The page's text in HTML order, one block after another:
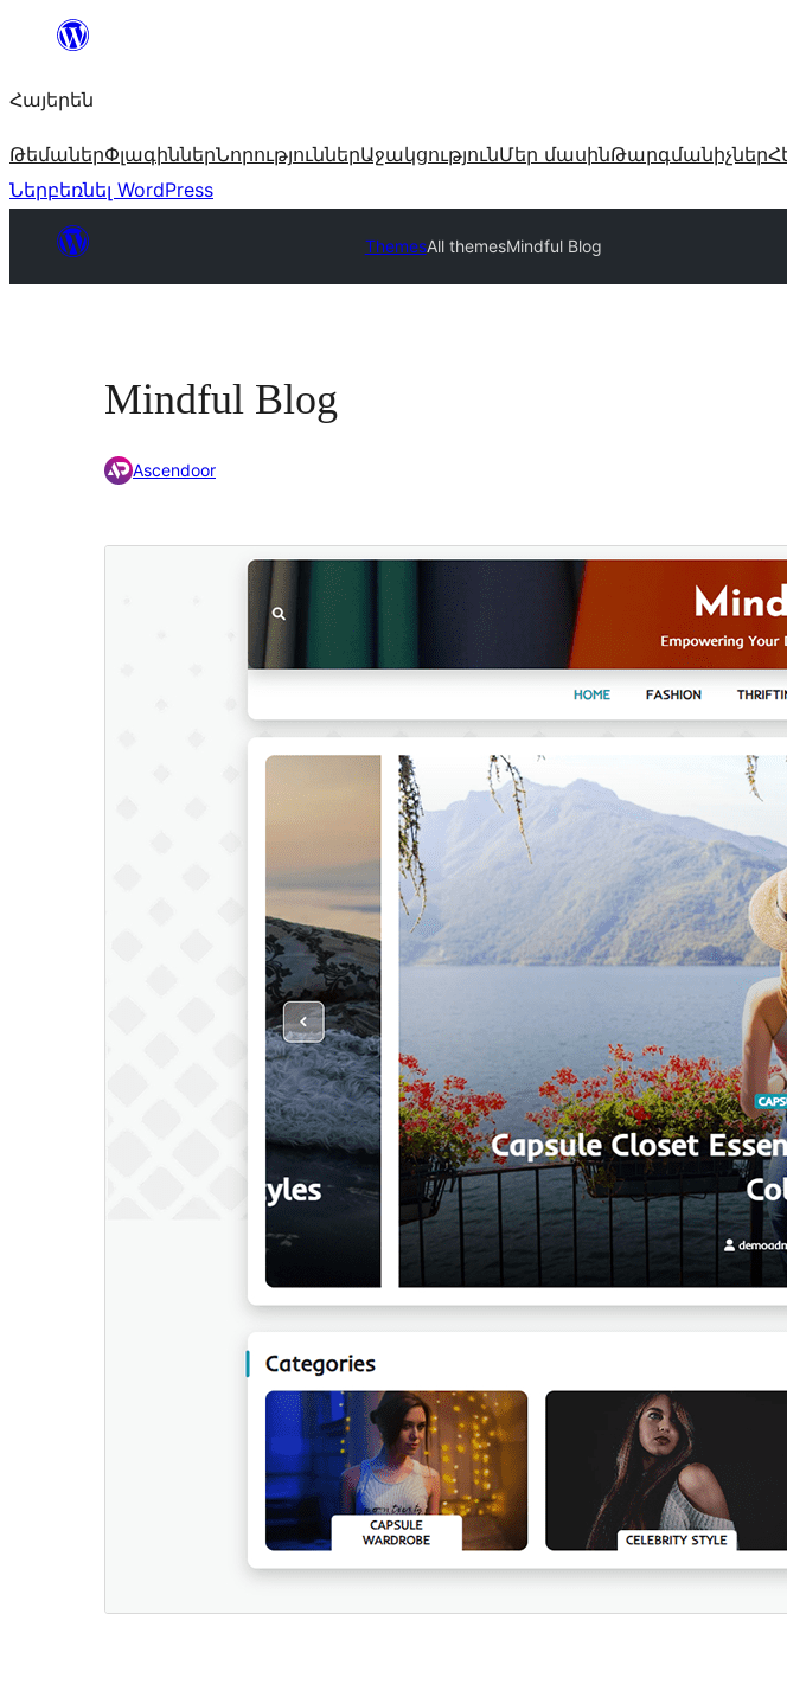
Անցնել
Հայերեն
ԹեմաներՓլագիններՆորություններԱջակցությունՄեր մասինԹարգմանիչներ
Ներբեռնել WordPress
ThemesAll themesMindful Blog
Mindful Blog
Ascendoor